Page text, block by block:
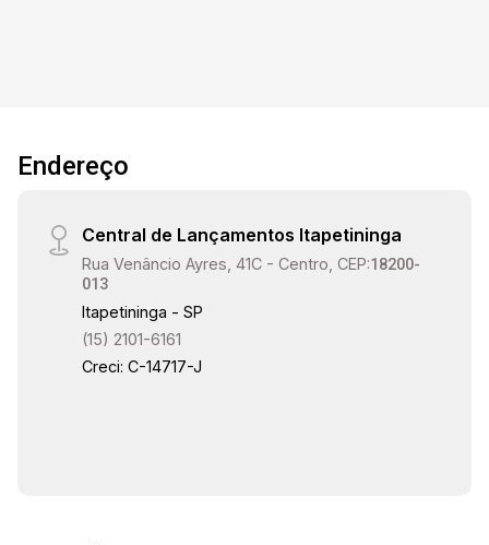
combustível, mercado, lanchonetes fast-food e
centro comercial de vestuário. No entorno
principal rodovia que conduz tanto á capital bem
como ao interior. Imóvel acomoda perfeitamente
uma escola infantil ou para cursos.
Endereço
Central de Lançamentos Itapetininga
Rua Venâncio Ayres, 41C - Centro, CEP:18200-
013
Itapetininga - SP
(15) 2101-6161
Creci: C-14717-J